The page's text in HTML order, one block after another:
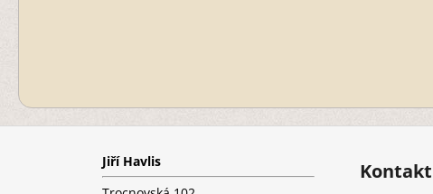
Z
Jiří Havlis
Kontakt